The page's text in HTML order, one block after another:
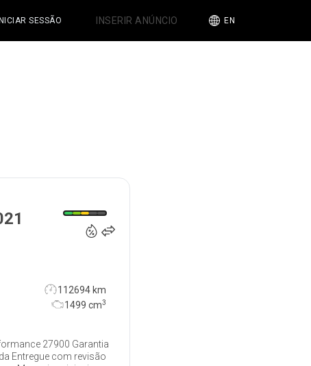
INICIAR SESSÃO INSERIR ANÚNCIO EN
112694 km
1499 cm3
27900 Garantia
Entregue com revisão